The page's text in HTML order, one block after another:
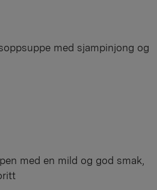
med sjampinjong og
med en mild og god smak,